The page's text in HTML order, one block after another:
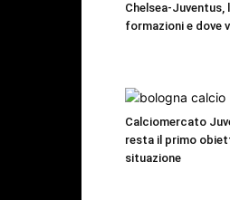
Chelsea-Juventus,
formazioni e dove
Calciomercato
resta il primo
situazione